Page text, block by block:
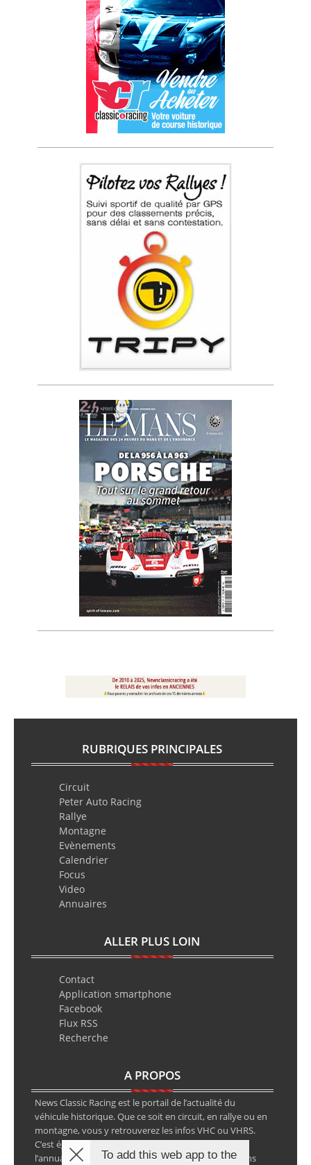
RUBRIQUES PRINCIPALES
Circuit
Peter Auto Racing
Rallye
Montagne
Evènements
Calendrier
Focus
Video
Annuaires
ALLER PLUS LOIN
Contact
Application smartphone
Facebook
Flux RSS
Recherche
A PROPOS
News Classic Racing est le portail de l’actualité du
véhicule historique. Que ce soit en circuit, en rallye ou en
montagne, vous y retrouverez les infos VHC ou VHRS.
C’est également le calendrier des épreuves ainsi que
l’annuaire des spécialistes de la voiture ancienne, sans
To add this web app to the